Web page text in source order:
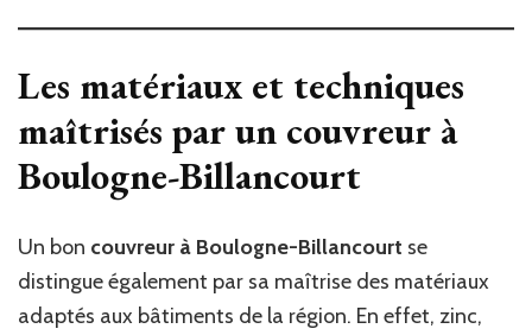
Les matériaux et techniques
maîtrisés par un couvreur à
Boulogne-Billancourt
Un bon couvreur à Boulogne-Billancourt se
distingue également par sa maîtrise des matériaux
adaptés aux bâtiments de la région. En effet, zinc,